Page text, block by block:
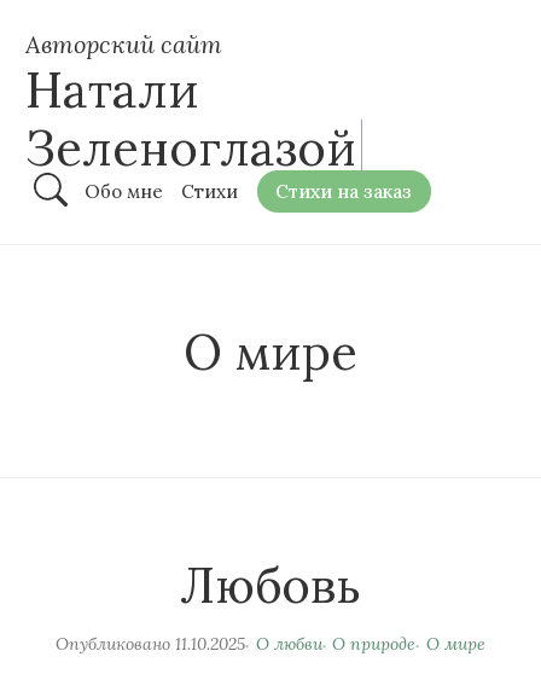
Авторский сайт
Натали
Зеленоглазой
Обо мне Стихи Стихи на заказ
О мире
Любовь
Опубликовано 11.10.2025 О любви О природе О мире